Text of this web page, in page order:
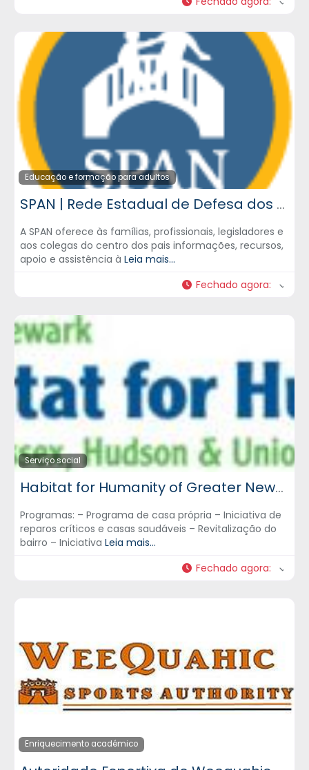
Educação e formação para adultos
SPAN | Rede Estadual de Defesa dos Pais
A SPAN oferece às famílias, profissionais, legisladores e
aos colegas do centro dos pais informações, recursos,
apoio e assistência à Leia mais...
Fechado agora:
Serviço social
Habitat for Humanity of Greater Newark, Inc.
Programas: – Programa de casa própria – Iniciativa de
reparos críticos e casas saudáveis – Revitalização do
bairro – Iniciativa Leia mais...
Fechado agora:
Enriquecimento académico